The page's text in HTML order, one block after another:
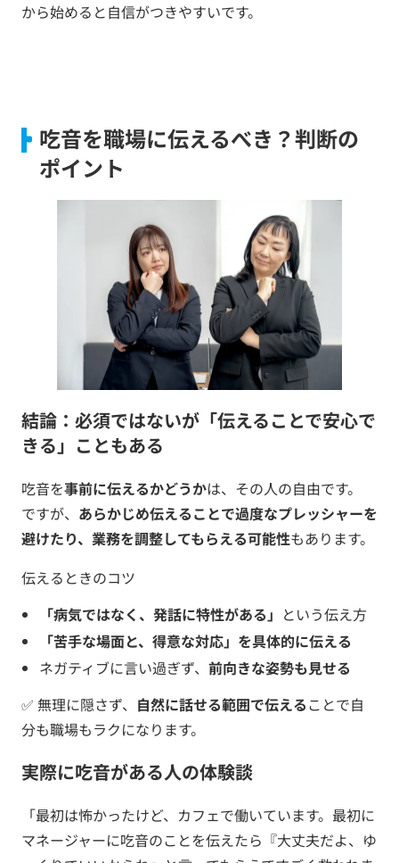
から始めると自信がつきやすいです。
吃音を職場に伝えるべき？判断の
ポイント
結論：必須ではないが「伝えることで安心で
きる」こともある
吃音を事前に伝えるかどうかは、その人の自由です。
ですが、 あらかじめ伝えることで過度なプレッシャーを
避けたり、業務を調整してもらえる可能性もあります。
伝えるときのコツ
「病気ではなく、発話に特性がある」 という伝え方
「苦手な場面と、得意な対応」を具体的に伝える
ネガティブに言い過ぎず、 前向きな姿勢も見せる
✅ 無理に隠さず、 自然に話せる範囲で伝えることで自
分も職場もラクになります。
実際に吃音がある人の体験談
「最初は怖かったけど、カフェで働いています。最初に
マネージャーに吃音のことを伝えたら『大丈夫だよ、ゆ